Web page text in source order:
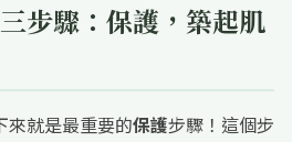
步驟：保護，築起肌
來就是最重要的保護步驟！這個步